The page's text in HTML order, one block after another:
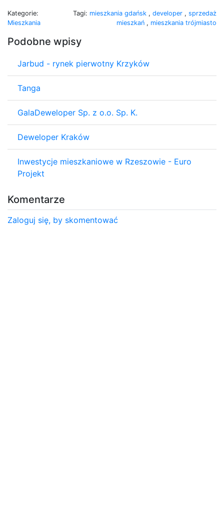
Kategorie:
Mieszkania
Tagi: mieszkania gdańsk , developer , sprzedaż
mieszkań , mieszkania trójmiasto
Podobne wpisy
Jarbud - rynek pierwotny Krzyków
Tanga
GalaDeweloper Sp. z o.o. Sp. K.
Deweloper Kraków
Inwestycje mieszkaniowe w Rzeszowie - Euro
Projekt
Komentarze
Zaloguj się, by skomentować